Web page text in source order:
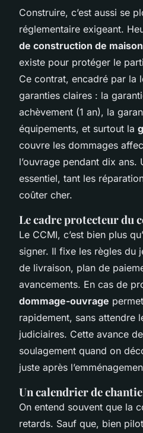
Construire, c’est aussi se
réglementaire exigeant.
de construction de
existe pour protéger le
Ce contrat, encadré par la
garanties claires : la
achèvement (1 an), la
équipements, et surtout la
couvre les dommages
l’ouvrage pendant dix
essentiel, tant les
coûter cher.
Le cadre protecteur du
Le CCMI, c’est bien plus
signer. Il fixe les règles du
de livraison, plan de
avancements. En cas de
dommage-ouvrage
rapidement, sans attendre
judiciaires. Cette avance
soulagement quand on
juste après
Un calendrier de
On entend souvent que la
retards. Sauf que, bien